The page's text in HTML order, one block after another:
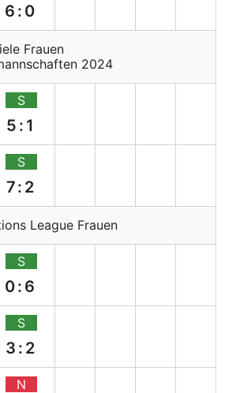
6:0
Frauen
2024
S
5:1
S
7:2
League Frauen
S
0:6
S
3:2
N